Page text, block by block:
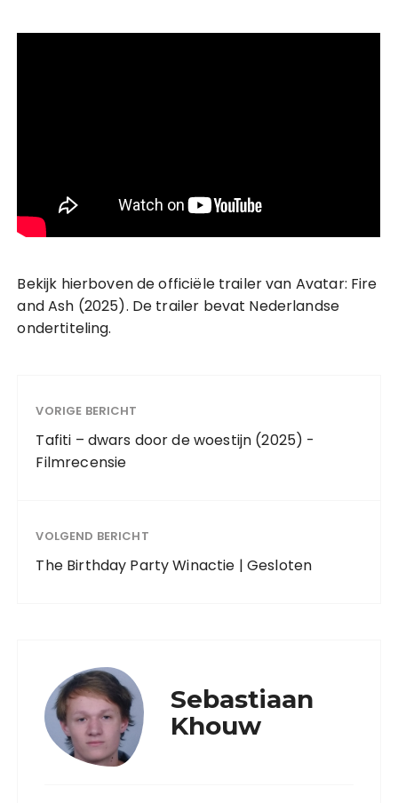
Bekijk hierboven de officiële trailer van Avatar: Fire
and Ash (2025). De trailer bevat Nederlandse
ondertiteling.
VORIGE BERICHT
Tafiti – dwars door de woestijn (2025) -
Filmrecensie
VOLGEND BERICHT
The Birthday Party Winactie | Gesloten
Sebastiaan
Khouw